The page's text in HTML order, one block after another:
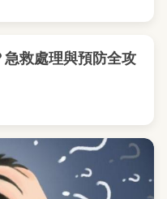
救處理與預防全攻